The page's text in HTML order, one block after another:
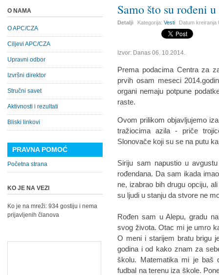
Samo što su rođeni
Detalji Kategorija:Vesti Datum kreiranja
Izvor: Danas 06. 10.2014.
Prema podacima Centra za
prvih osam meseci
organi nemaju potpune
raste.
Ovom prilikom objavljujemo
tražiocima azila - priče
Slonovače koji su se na putu
Siriju sam napustio u
rođendana. Da sam ikada
ne, izabrao bih drugu opciju,
su ljudi u stanju da stvore ne
Rođen sam u Alepu, gradu
svog života. Otac mi je umro
O meni i starijem bratu brigu
godina i od kako znam za
školu. Matematika mi je baš
fudbal na terenu iza škole.
O NAMA
O APC/CZA
Ciljevi APC/CZA
Upravni odbor
Izvršni direktor
Stručni savet
Aktivnosti i rezultati
Bliski linkovi
PRAVNA POMOĆ
Početna strana
KO JE NA VEZI
Ko je na mreži: 934 gostiju i nema
prijavljenih članova